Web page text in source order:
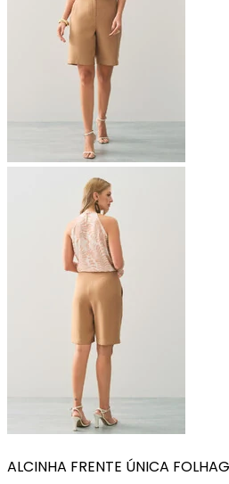
ALCINHA FRENTE ÚNICA